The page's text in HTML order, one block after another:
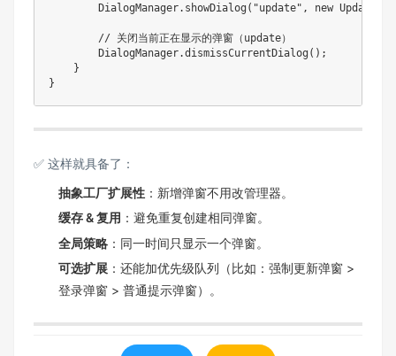
DialogManager. showDialog ( "update" , new
// 关闭当前正在显示的弹窗（update）
DialogManager.dismissCurrentDialog ( ) ;
}
}
✅ 这样就具备了：
抽象工厂扩展性 ：新增弹窗不用改管理器。
缓存 & 复用 ：避免重复创建相同弹窗。
全局策略 ：同一时间只显示一个弹窗。
可选扩展 ：还能加优先级队列（比如：强制更新弹窗 >
登录弹窗 > 普通提示弹窗）。